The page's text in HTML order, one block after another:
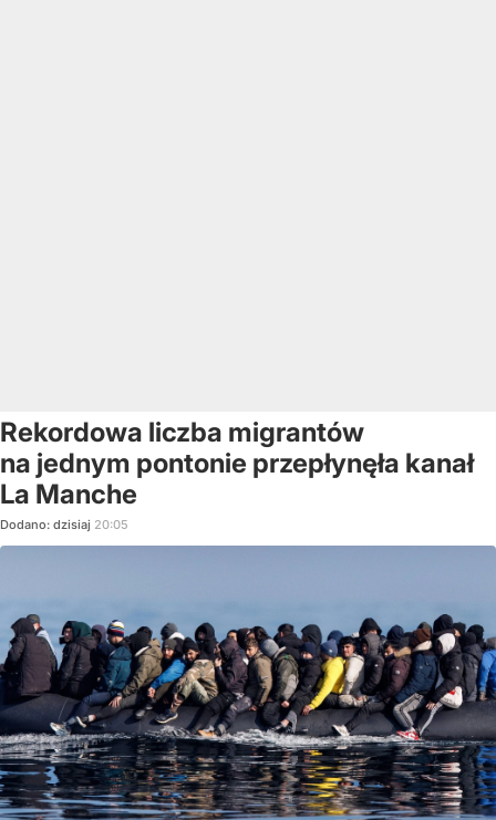
Rekordowa liczba migrantów
na jednym pontonie przepłynęła kanał
La Manche
Dodano: dzisiaj 20:05